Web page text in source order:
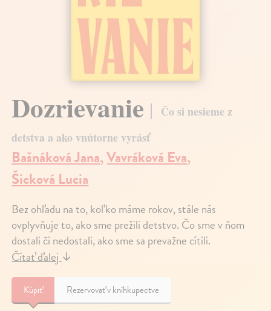
Dozrievanie
Čo si nesieme z
detstva a ako vnútorne vyrásť
Bašnáková Jana,Vavráková Eva,
Šicková Lucia
Bez ohľadu na to, koľko máme rokov, stále nás
ovplyvňuje to, ako sme prežili detstvo. Čo sme v ňom
dostali či nedostali, ako sme sa prevažne cítili.
Čítať ďalej↓
Kúpiť Rezervovať v kníhkupectve